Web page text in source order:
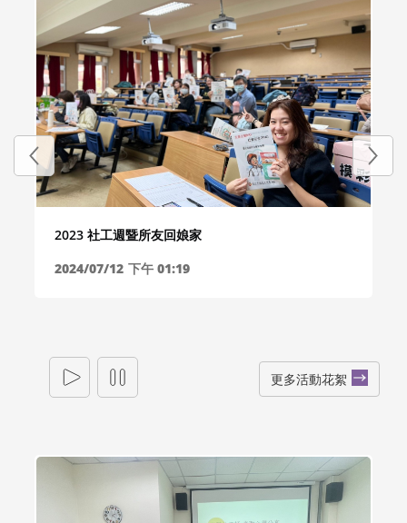
2023 社工週暨所友回娘家
2024/07/12 下午 01:19
更多活動花絮